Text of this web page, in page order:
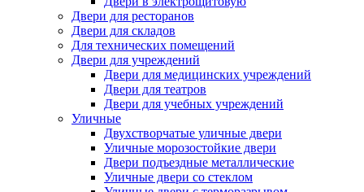
Двери для ресторанов
Двери для складов
Для технических помещений
Двери для учреждений
Двери для медицинских учреждений
Двери для театров
Двери для учебных учреждений
Уличные
Двухстворчатые уличные двери
Уличные морозостойкие двери
Двери подъездные металлические
Уличные двери со стеклом